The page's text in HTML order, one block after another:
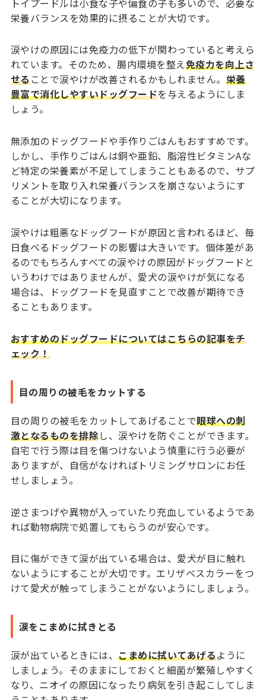
栄養バランスを効果的に摂ることが大切です。
涙やけの原因には免疫力の低下が関わっていると考えら
れています。そのため、腸内環境を整え免疫力を向上さ
せることで涙やけが改善されるかもしれません。 栄養
豊富で消化しやすいドッグフードを与えるようにしま
しょう。
無添加のドッグフードや手作りごはんもおすすめです。
しかし、手作りごはんは銅や亜鉛、脂溶性ビタミンAな
ど特定の栄養素が不足してしまうこともあるので、サプ
リメントを取り入れ栄養バランスを崩さないようにす
ることが大切になります。
涙やけは粗悪なドッグフードが原因と言われるほど、毎
日食べるドッグフードの影響は大きいです。個体差があ
るのでもちろんすべての涙やけの原因がドッグフードと
いうわけではありませんが、愛犬の涙やけが気になる
場合は、ドッグフードを見直すことで改善が期待でき
ることもあります。
おすすめのドッグフードについてはこちらの記事をチ
ェック！
目の周りの被毛をカットする
目の周りの被毛をカットしてあげることで眼球への刺
激となるものを排除し、涙やけを防ぐことができます。
自宅で行う際は目を傷つけないよう慎重に行う必要が
ありますが、自信がなければトリミングサロンにお任
せしましょう。
逆さまつげや異物が入っていたり充血しているようであ
れば動物病院で処置してもらうのが安心です。
目に傷ができて涙が出ている場合は、愛犬が目に触れ
ないようにすることが大切です。エリザベスカラーをつ
けて愛犬が触ってしまうことがないようにしましょう。
涙をこまめに拭きとる
涙が出ているときには、こまめに拭いてあげるように
しましょう。そのままにしておくと細菌が繁殖しやすく
なり、ニオイの原因になったり病気を引き起こしてしま